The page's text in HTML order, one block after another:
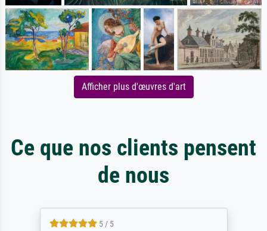
Afficher plus d'œuvres d'art
Ce que nos clients pensent
de nous
5 / 5